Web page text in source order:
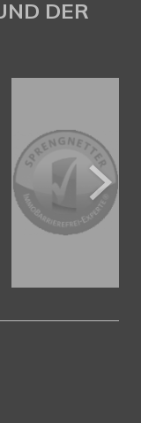
DER